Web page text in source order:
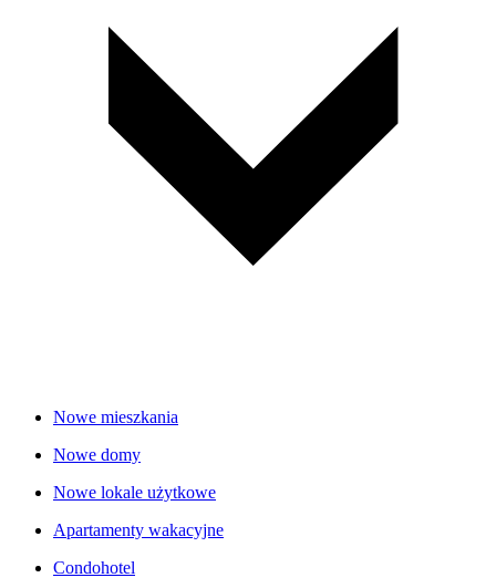
Nowe mieszkania
Nowe domy
Nowe lokale użytkowe
Apartamenty wakacyjne
Condohotel